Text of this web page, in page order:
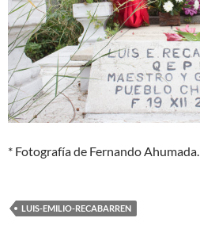
* Fotografía de Fernando Ahumada.
LUIS-EMILIO-RECABARREN